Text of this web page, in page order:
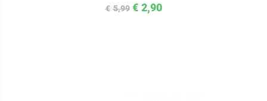
€ 5,99 € 2,90